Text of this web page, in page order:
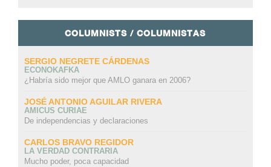
COLUMNISTS / COLUMNISTAS
SERGIO NEGRETE CÁRDENAS
ECONOKAFKA
¿Habría sido mejor que AMLO ganara en 2006?
JOSÉ ANTONIO AGUILAR RIVERA
AMICUS CURIAE
De independencias y declaraciones
CARLOS BRAVO REGIDOR
LA VERDAD CONTRARIA
Mucho poder, poca capacidad